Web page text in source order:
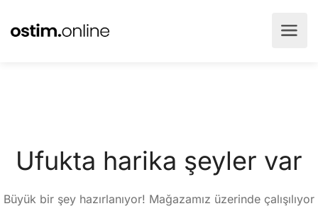
Ufukta harika şeyler var
Büyük bir şey hazırlanıyor! Mağazamız üzerinde çalışılıyor